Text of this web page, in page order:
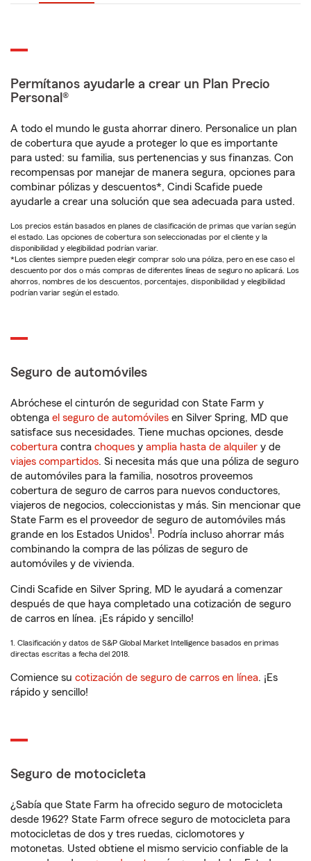
Permítanos ayudarle a crear un Plan Precio
Personal®
A todo el mundo le gusta ahorrar dinero. Personalice un plan
de cobertura que ayude a proteger lo que es importante
para usted: su familia, sus pertenencias y sus finanzas. Con
recompensas por manejar de manera segura, opciones para
combinar pólizas y descuentos*, Cindi Scafide puede
ayudarle a crear una solución que sea adecuada para usted.
Los precios están basados en planes de clasificación de primas que varían según
el estado. Las opciones de cobertura son seleccionadas por el cliente y la
disponibilidad y elegibilidad podrían variar.
*Los clientes siempre pueden elegir comprar solo una póliza, pero en ese caso el
descuento por dos o más compras de diferentes líneas de seguro no aplicará. Los
ahorros, nombres de los descuentos, porcentajes, disponibilidad y elegibilidad
podrían variar según el estado.
Seguro de automóviles
Abróchese el cinturón de seguridad con State Farm y
obtenga el seguro de automóviles en Silver Spring, MD que
satisface sus necesidades. Tiene muchas opciones, desde
cobertura contra choques y amplia hasta de alquiler y de
viajes compartidos. Si necesita más que una póliza de seguro
de automóviles para la familia, nosotros proveemos
cobertura de seguro de carros para nuevos conductores,
viajeros de negocios, coleccionistas y más. Sin mencionar que
State Farm es el proveedor de seguro de automóviles más
grande en los Estados Unidos1. Podría incluso ahorrar más
combinando la compra de las pólizas de seguro de
automóviles y de vivienda.
Cindi Scafide en Silver Spring, MD le ayudará a comenzar
después de que haya completado una cotización de seguro
de carros en línea. ¡Es rápido y sencillo!
1. Clasificación y datos de S&P Global Market Intelligence basados en primas
directas escritas a fecha del 2018.
Comience su cotización de seguro de carros en línea. ¡Es
rápido y sencillo!
Seguro de motocicleta
¿Sabía que State Farm ha ofrecido seguro de motocicleta
desde 1962? State Farm ofrece seguro de motocicleta para
motocicletas de dos y tres ruedas, ciclomotores y
motonetas. Usted obtiene el mismo servicio confiable de la